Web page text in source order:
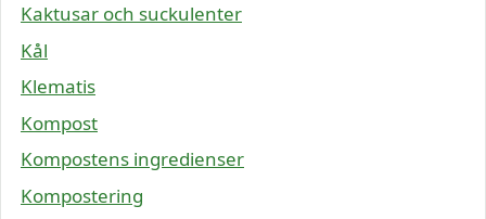
Kaktusar och suckulenter
Kål
Klematis
Kompost
Kompostens ingredienser
Kompostering